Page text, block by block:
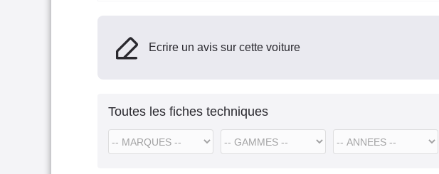
Ecrire un avis sur cette voiture
Toutes les fiches techniques